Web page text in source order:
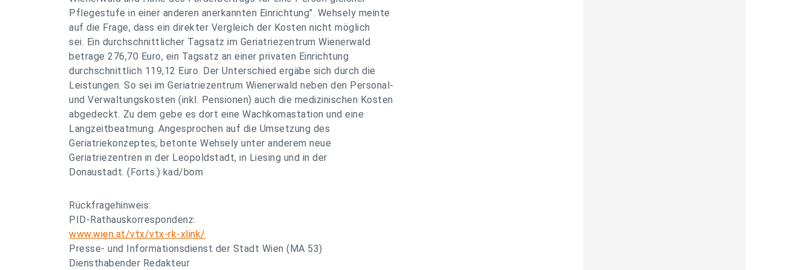
Pflegestufe in einer anderen anerkannten Einrichtung". Wehsely meinte
auf die Frage, dass ein direkter Vergleich der Kosten nicht möglich
sei. Ein durchschnittlicher Tagsatz im Geriatriezentrum Wienerwald
betrage 276,70 Euro, ein Tagsatz an einer privaten Einrichtung
durchschnittlich 119,12 Euro. Der Unterschied ergäbe sich durch die
Leistungen. So sei im Geriatriezentrum Wienerwald neben den Personal-
und Verwaltungskosten (inkl. Pensionen) auch die medizinischen Kosten
abgedeckt. Zu dem gebe es dort eine Wachkomastation und eine
Langzeitbeatmung. Angesprochen auf die Umsetzung des
Geriatriekonzeptes, betonte Wehsely unter anderem neue
Geriatriezentren in der Leopoldstadt, in Liesing und in der
Donaustadt. (Forts.) kad/bom
Rückfragehinweis:
PID-Rathauskorrespondenz:
www.wien.at/vtx/vtx-rk-xlink/
Presse- und Informationsdienst der Stadt Wien (MA 53)
Diensthabender Redakteur